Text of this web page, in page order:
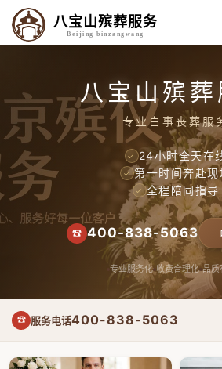
八宝山殡葬服务
Beijing binzangwang
八宝山殡葬
专业白事丧葬服
✓ 24小时全天在
✓ 第一时间奔赴现
✓ 全程陪同指导
☎ 400-838-5063
专业服务化 收费合理化 品质
☎ 服务电话400-838-5063